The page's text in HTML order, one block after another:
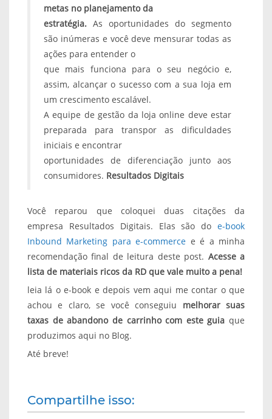
metas no planejamento da
estratégia. As oportunidades do segmento
são inúmeras e você deve mensurar todas as
ações para entender o
que mais funciona para o seu negócio e,
assim, alcançar o sucesso com a sua loja em
um crescimento escalável.
A equipe de gestão da loja online deve estar
preparada para transpor as dificuldades
iniciais e encontrar
oportunidades de diferenciação junto aos
consumidores. Resultados Digitais
Você reparou que coloquei duas citações da
empresa Resultados Digitais. Elas são do e-book
Inbound Marketing para e-commerce e é a minha
recomendação final de leitura deste post. Acesse a
lista de materiais ricos da RD que vale muito a pena!
leia lá o e-book e depois vem aqui me contar o que
achou e claro, se você conseguiu melhorar suas
taxas de abandono de carrinho com este guia que
produzimos aqui no Blog.
Até breve!
Compartilhe isso: